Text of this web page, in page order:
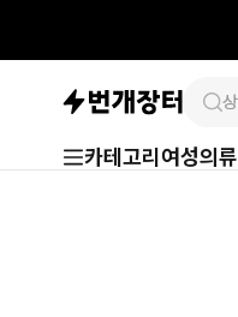
카테고리 여성의류